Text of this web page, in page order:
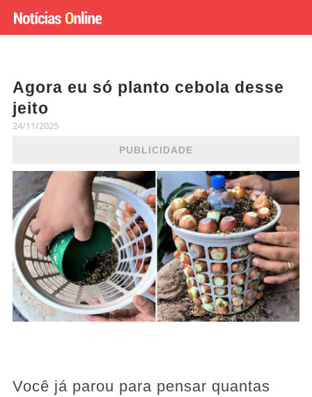
Agora eu só planto cebola desse
jeito
24/11/2025
PUBLICIDADE
Você já parou para pensar quantas